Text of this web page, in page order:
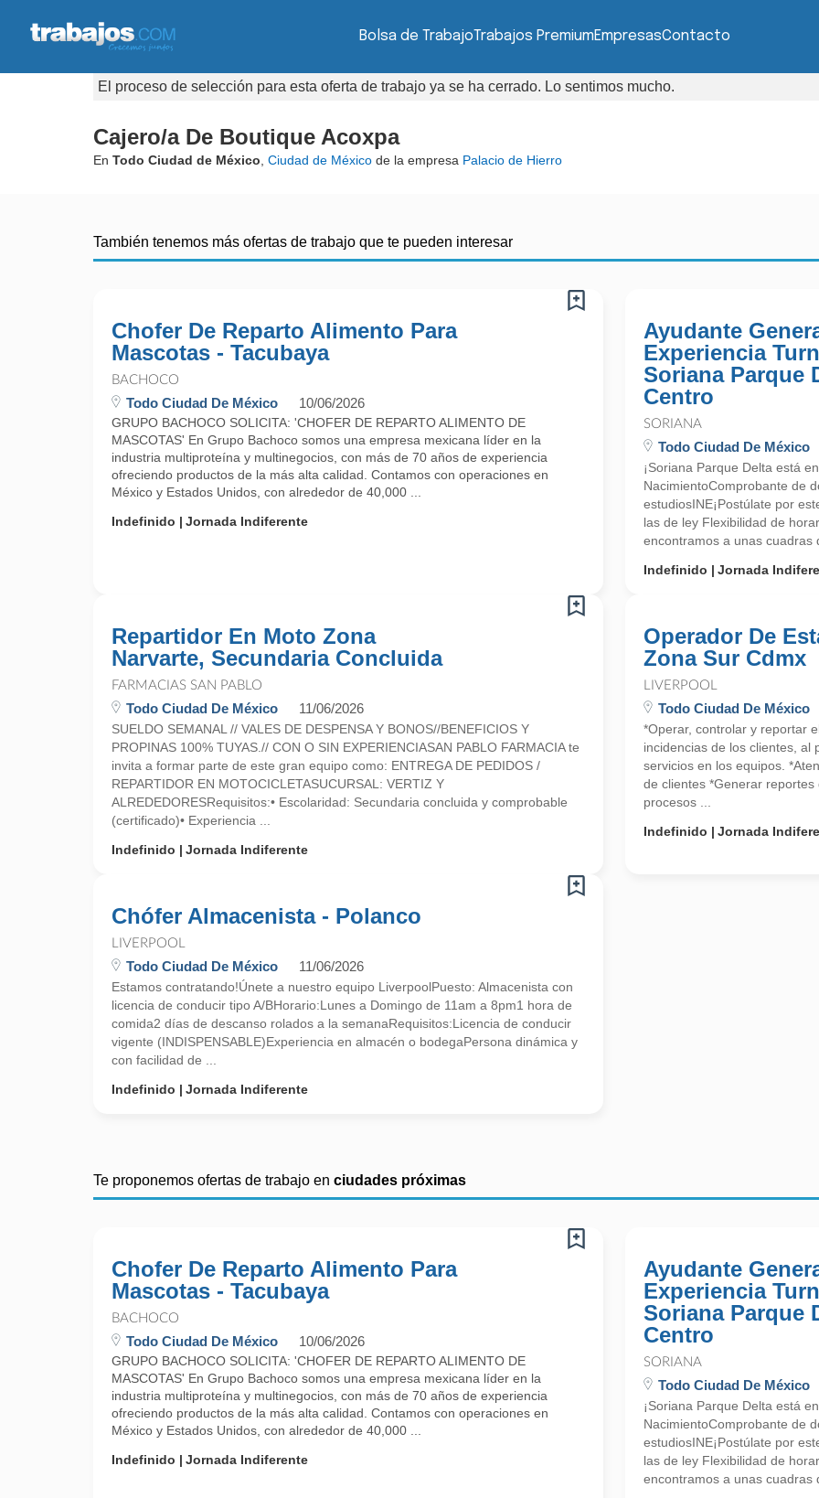
Bolsa de TrabajoTrabajos PremiumEmpresasContacto
El proceso de selección para esta oferta de trabajo ya se ha cerrado. Lo sentimos mucho.
Cajero/a De Boutique Acoxpa
En Todo Ciudad de México Ciudad de México de la empresa Palacio de Hierro
También tenemos más ofertas de trabajo que te pueden interesar
Chofer De Reparto Alimento Para
Mascotas - Tacubaya
BACHOCO
Todo Ciudad De México 10/06/2026
GRUPO BACHOCO SOLICITA: 'CHOFER DE REPARTO ALIMENTO DE
MASCOTAS' En Grupo Bachoco somos una empresa mexicana líder en la
industria multiproteína y multinegocios, con más de 70 años de experiencia
ofreciendo productos de la más alta calidad. Contamos con operaciones en
México y Estados Unidos, con alrededor de 40,000 ...
Indefinido
Jornada Indiferente
Ayudante
Experiencia
Soriana Parque
Centro
SORIANA
Todo Ciudad De México
¡Soriana Parque Delta está
NacimientoComprobante de
estudiosINE¡Postúlate por
las de ley Flexibilidad de
encontramos a unas cuadras
Indefinido
Jornada
Repartidor En Moto Zona
Narvarte, Secundaria Concluida
FARMACIAS SAN PABLO
Todo Ciudad De México 11/06/2026
SUELDO SEMANAL // VALES DE DESPENSA Y BONOS//BENEFICIOS Y
PROPINAS 100% TUYAS.// CON O SIN EXPERIENCIASAN PABLO FARMACIA te
invita a formar parte de este gran equipo como: ENTREGA DE PEDIDOS /
REPARTIDOR EN MOTOCICLETASUCURSAL: VERTIZ Y
ALREDEDORESRequisitos:• Escolaridad: Secundaria concluida y comprobable
(certificado)• Experiencia ...
Indefinido
Jornada Indiferente
Operador De
Zona Sur Cdmx
LIVERPOOL
Todo Ciudad De México
*Operar, controlar y reportar
incidencias de los clientes, al
servicios en los equipos.
de clientes *Generar
procesos ...
Indefinido
Jornada
Chófer Almacenista - Polanco
LIVERPOOL
Todo Ciudad De México 11/06/2026
Estamos contratando!Únete a nuestro equipo LiverpoolPuesto: Almacenista con
licencia de conducir tipo A/BHorario:Lunes a Domingo de 11am a 8pm1 hora de
comida2 días de descanso rolados a la semanaRequisitos:Licencia de conducir
vigente (INDISPENSABLE)Experiencia en almacén o bodegaPersona dinámica y
con facilidad de ...
Indefinido
Jornada Indiferente
Te proponemos ofertas de trabajo en ciudades próximas
Chofer De Reparto Alimento Para
Mascotas - Tacubaya
BACHOCO
Todo Ciudad De México 10/06/2026
GRUPO BACHOCO SOLICITA: 'CHOFER DE REPARTO ALIMENTO DE
MASCOTAS' En Grupo Bachoco somos una empresa mexicana líder en la
industria multiproteína y multinegocios, con más de 70 años de experiencia
ofreciendo productos de la más alta calidad. Contamos con operaciones en
México y Estados Unidos, con alrededor de 40,000 ...
Indefinido
Jornada Indiferente
Ayudante
Experiencia
Soriana Parque
Centro
SORIANA
Todo Ciudad De México
¡Soriana Parque Delta está
NacimientoComprobante de
estudiosINE¡Postúlate por
las de ley Flexibilidad de
encontramos a unas cuadras